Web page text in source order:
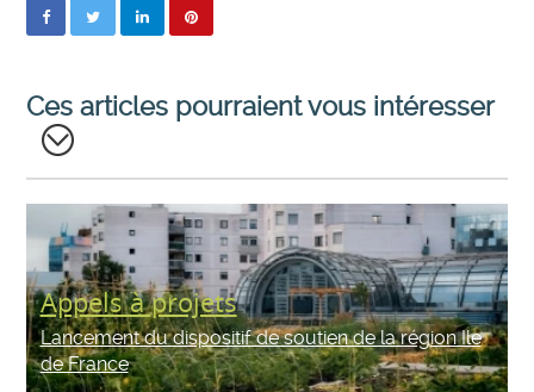
Ces articles pourraient vous intéresser
Lancement du dispositif de soutien de la région Ile
de France
Appels à projets